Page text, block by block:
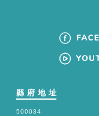
縣府地址
500034